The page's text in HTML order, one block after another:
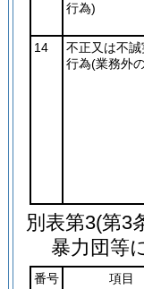
行為)
14
不正又は不誠
行為(業務外
別表第3(第3
暴力団等
番号
項目